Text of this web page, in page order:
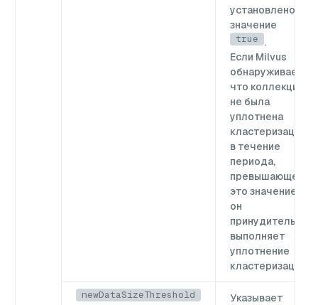
установлено
значение
true .
Если Milvus
обнаруживает,
что коллекция
не была
уплотнена
кластеризацией
в течение
периода,
превышающего
это значение,
он
принудительно
выполняет
уплотнение
кластеризации.
newDataSizeThreshold
Указывает